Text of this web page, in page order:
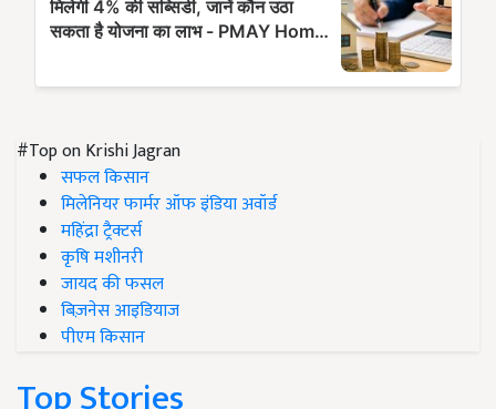
#Top on Krishi Jagran
सफल किसान
मिलेनियर फार्मर ऑफ इंडिया अवॉर्ड
महिंद्रा ट्रैक्टर्स
कृषि मशीनरी
जायद की फसल
बिज़नेस आइडियाज
पीएम किसान